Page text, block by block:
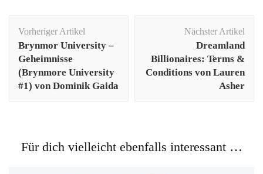
Vorheriger Artikel
Brynmor University –
Geheimnisse
(Brynmore University
#1) von Dominik Gaida
Nächster Artikel
Dreamland
Billionaires: Terms &
Conditions von Lauren
Asher
Für dich vielleicht ebenfalls interessant …